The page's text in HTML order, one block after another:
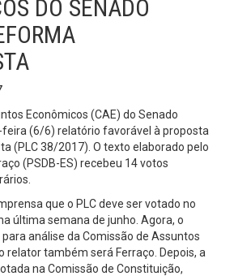
DO SENADO
Econômicos (CAE) do Senado
(6/6) relatório favorável à proposta
(PLC 38/2017). O texto elaborado pelo
(PSDB-ES) recebeu 14 votos
que o PLC deve ser votado no
última semana de junho. Agora, o
análise da Comissão de Assuntos
relator também será Ferraço. Depois, a
na Comissão de Constituição,